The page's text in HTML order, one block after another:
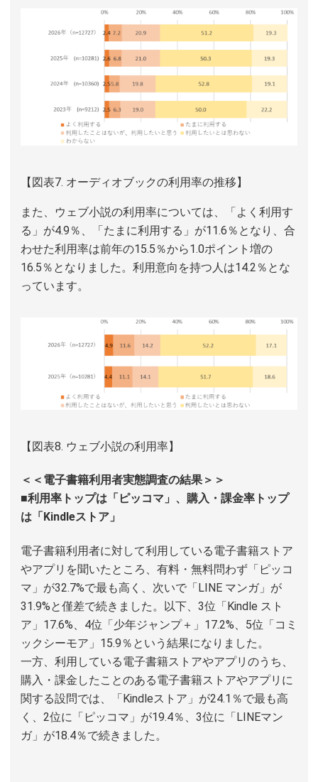
【図表7. オーディオブックの利用率の推移】
また、ウェブ小説の利用率については、「よく利用す
る」が4.9％、「たまに利用する」が11.6％となり、合
わせた利用率は前年の15.5％から1.0ポイント増の
16.5％となりました。利用意向を持つ人は14.2％とな
っています。
【図表8. ウェブ小説の利用率】
＜＜電子書籍利用者実態調査の結果＞＞
■利用率トップは「ピッコマ」、購入・課金率トップ
は「Kindleストア」
電子書籍利用者に対して利用している電子書籍ストア
やアプリを聞いたところ、有料・無料問わず「ピッコ
マ」が32.7%で最も高く、次いで「LINE マンガ」が
31.9%と僅差で続きました。以下、3位「Kindle スト
ア」17.6%、4位「少年ジャンプ＋」17.2%、5位「コミ
ックシーモア」15.9％という結果になりました。
一方、利用している電子書籍ストアやアプリのうち、
購入・課金したことのある電子書籍ストアやアプリに
関する設問では、「Kindleストア」が24.1％で最も高
く、2位に「ピッコマ」が19.4％、3位に「LINEマン
ガ」が18.4％で続きました。